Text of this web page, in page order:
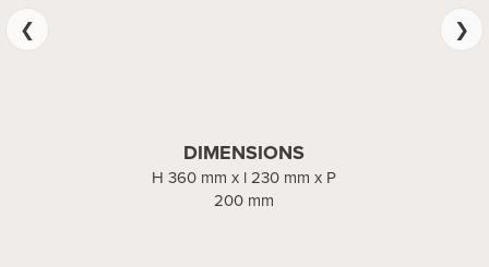
DIMENSIONS
H 360 mm x l 230 mm x P
200 mm
DIMENSIONS
H 1810 mm x D 300 mm